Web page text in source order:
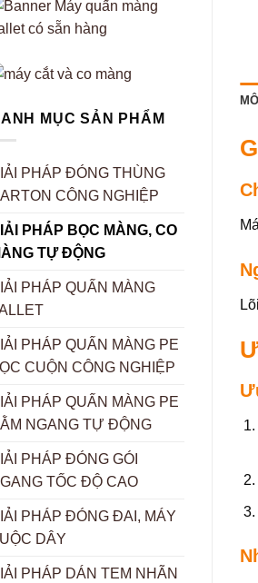
MỤC SẢN PHẨM
PHÁP ĐÓNG THÙNG
CÔNG NGHIỆP
PHÁP BỌC MÀNG, CO
TỰ ĐỘNG
PHÁP QUẤN MÀNG
PHÁP QUẤN MÀNG PE
CUỘN CÔNG NGHIỆP
PHÁP QUẤN MÀNG PE
NGANG TỰ ĐỘNG
PHÁP ĐÓNG GÓI
TỐC ĐỘ CAO
PHÁP ĐÓNG ĐAI, MÁY
DÂY
PHÁP DÁN TEM NHÃN